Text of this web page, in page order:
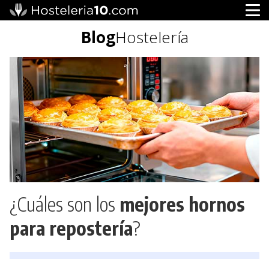
BlogHostelería
¿Cuáles son los mejores hornos
para repostería?